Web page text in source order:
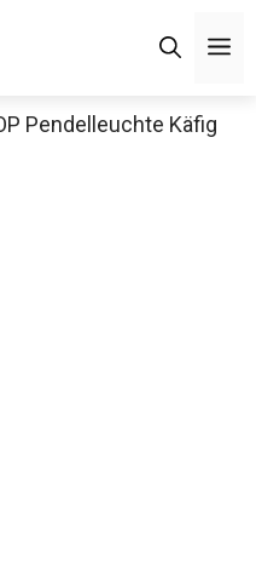
Pendelleuchte Käfig